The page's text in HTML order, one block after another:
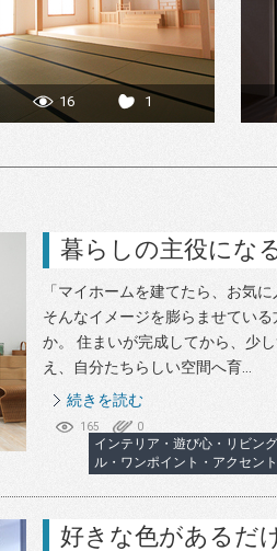
16 1
暮らしの主役にな
「マイホームを建てたら、お気
そんなイメージを膨らませてい
か。 住まいが完成してから、少
え、自分たちらしい空間へ育...
続きを読む
165 0
インテリア・遊び心・リビン
ル・ワンポイント・アクセント
好きな色があるだ